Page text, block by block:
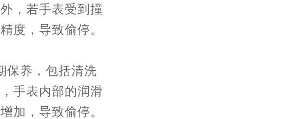
，若手表受到撞
度，导致偷停。
养，包括清洗
手表内部的润滑
加，导致偷停。